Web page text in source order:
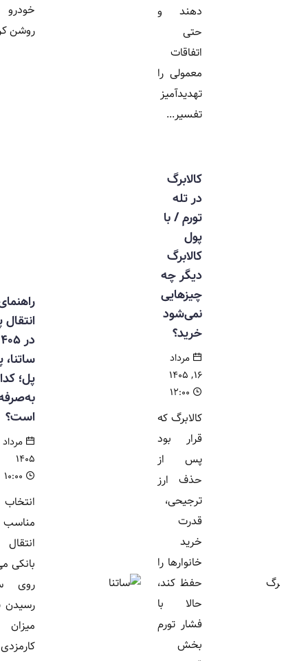
دهند و
اتفاقات
معمولی را
تهدیدآمیز
تفسیر...
خودرو و
روشن کردن...
کالابرگ
در تله
تورم / با
کالابرگ
دیگر چه
چیزهایی
نمی‌شود
خرید؟
مرداد
کالابرگ که
قرار بود
پس از
حذف ارز
ترجیحی،
خانوارها را
حفظ کند،
حالا با
فشار تورم
راهنمای
انتقال پول
در ۱۴۰۵ |
ساتنا، پایا یا
پل؛ کدام
به‌صرفه‌تر
است؟
مرداد ۱۶,
انتخاب روش
مناسب برای
انتقال وجه
بانکی می‌تواند
روی سرعت
رسیدن پول و
کارمزدی که